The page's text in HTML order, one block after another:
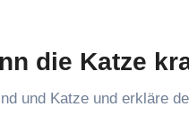
die Katze
und Katze und erkläre